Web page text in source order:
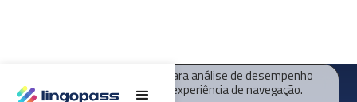
O Lingopass utiliza cookies para análise de desempenho
deste site e melhorar sua experiência de navegação.